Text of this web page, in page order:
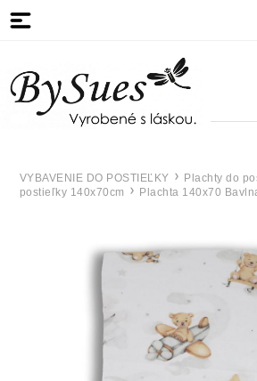
VYBAVENIE DO POSTIEĽKY Plachty do
postieľky 140x70cm
Plachta 140x70